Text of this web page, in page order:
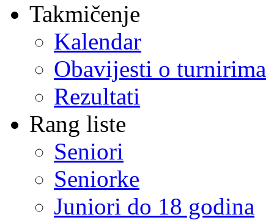
Takmičenje
Kalendar
Obavijesti o turnirima
Rezultati
Rang liste
Seniori
Seniorke
Juniori do 18 godina